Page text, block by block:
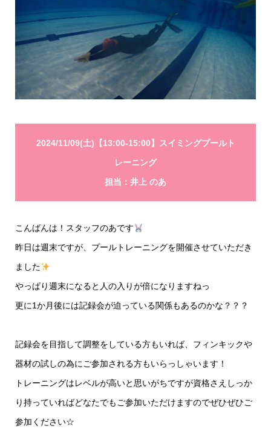
2024/11/09(土)【13:00-15:00】スイミングプールト
レーニング
担当：井上 のあ
こんばんは！スタッフのあです
昨日は週末ですが、プールトレーニングを開催させていただき
ました
やっぱり週末になると人の入りが倍になりますねっ
更に1か月後には記録会が迫っている関係もあるのかな？？？
記録会を目指して調整をしている方もいれば、フィンキックや
器材の試しの為にご参加される方もいらっしゃいます！
トレーニングはレベルが高いと思いがちですが資格さえしっか
り持っていればどなたでもご参加いただけますのでぜひぜひご
参加ください☆